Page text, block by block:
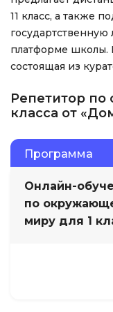
11 класс, а также
платформе школы.
состоящая из
Репетитор
класса от
Программа
Онлайн-
по
миру для 1